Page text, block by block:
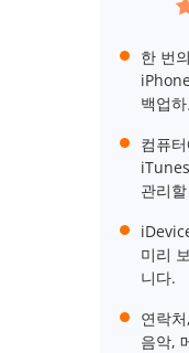
한 번
백업
컴퓨
관리
미리
니다.
연락
음악,